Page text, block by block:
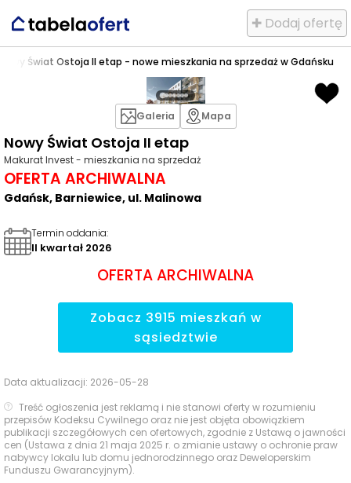
✚ Dodaj ofertę
Nowy Świat Ostoja II etap - nowe mieszkania na sprzedaż w Gdańsku
Nowy Świat Ostoja II etap
Makurat Invest - mieszkania na sprzedaż
OFERTA ARCHIWALNA
Gdańsk, Barniewice, ul. Malinowa
Galeria Mapa
Termin oddania:
II kwartał 2026
OFERTA ARCHIWALNA
Zobacz 3915 mieszkań w
sąsiedztwie
Data aktualizacji: 2026-05-28
Treść ogłoszenia jest reklamą i nie stanowi oferty w rozumieniu
przepisów Kodeksu Cywilnego oraz nie jest objęta obowiązkiem
publikacji szczegółowych cen ofertowych, zgodnie z Ustawą o jawności
cen (Ustawa z dnia 21 maja 2025 r. o zmianie ustawy o ochronie praw
nabywcy lokalu lub domu jednorodzinnego oraz Deweloperskim
Funduszu Gwarancyjnym).